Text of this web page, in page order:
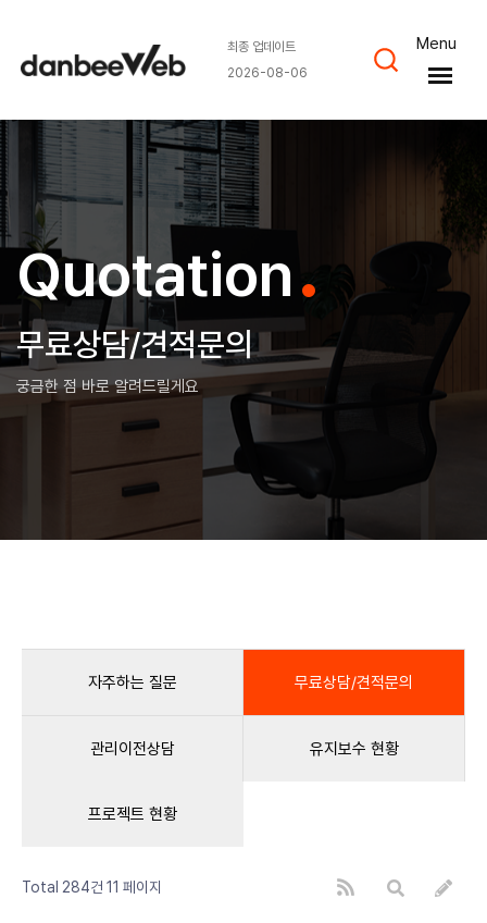
최종 업데이트
2026-08-06
Menu
Quotation.
무료상담/견적문의
궁금한 점 바로 알려드릴게요
자주하는 질문 무료상담/견적문의
관리이전상담 유지보수 현황
프로젝트 현황
Total 284건 11 페이지